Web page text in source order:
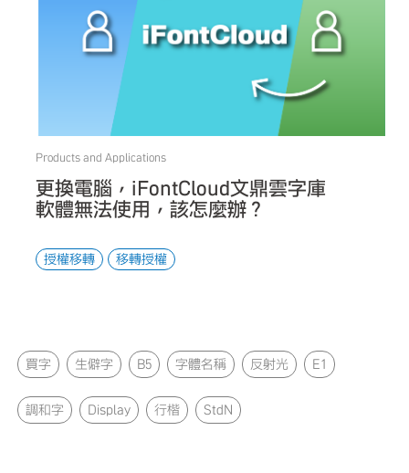
Products and Applications
更換電腦，iFontCloud文鼎雲字庫
軟體無法使用，該怎麼辦？
授權移轉 移轉授權
買字 生僻字 B5 字體名稱 反射光 E1
調和字 Display 行楷 StdN